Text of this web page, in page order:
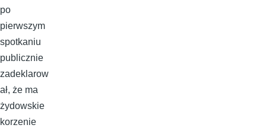
po
pierwszym
spotkaniu
publicznie
zadeklarow
ał, że ma
żydowskie
korzenie